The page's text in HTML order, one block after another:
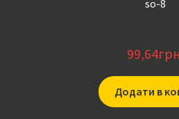
so-8
99,64
Додати в